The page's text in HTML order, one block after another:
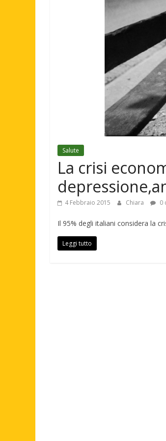
Salute
La crisi
4 Febbraio 2015 Chiara 0
Il 95% degli italiani considera la
Leggi tutto